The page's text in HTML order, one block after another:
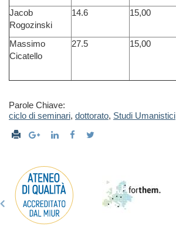
Jacob
Rogozinski
14.6 15,00
Massimo
Cicatello
27.5 15,00
Parole Chiave:
ciclo di seminari, dottorato, Studi Umanistici